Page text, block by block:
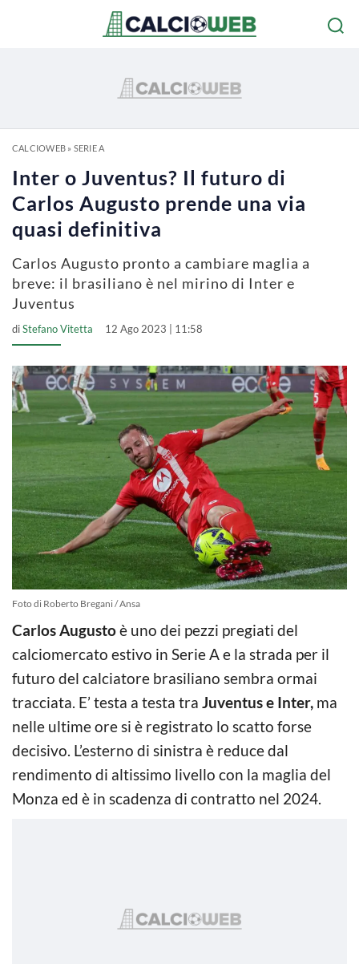
CALCIOWEB» SERIE A
Inter o Juventus? Il futuro di
Carlos Augusto prende una via
quasi definitiva
Carlos Augusto pronto a cambiare maglia a
breve: il brasiliano è nel mirino di Inter e
Juventus
diStefano Vitetta 12 Ago 2023 | 11:58
Foto di Roberto Bregani / Ansa
Carlos Augustoè uno dei pezzi pregiati del
calciomercato estivo in Serie A e la strada per il
futuro del calciatore brasiliano sembra ormai
tracciata. E’ testa a testa tra Juventus e Inter, ma
nelle ultime ore si è registrato lo scatto forse
decisivo. L’esterno di sinistra è reduce dal
rendimento di altissimo livello con la maglia del
Monza ed è in scadenza di contratto nel 2024.